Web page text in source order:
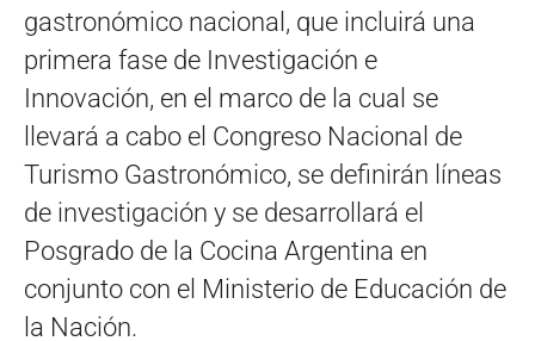
gastronómico nacional, que incluirá una
primera fase de Investigación e
Innovación, en el marco de la cual se
llevará a cabo el Congreso Nacional de
Turismo Gastronómico, se definirán líneas
de investigación y se desarrollará el
Posgrado de la Cocina Argentina en
conjunto con el Ministerio de Educación de
la Nación.